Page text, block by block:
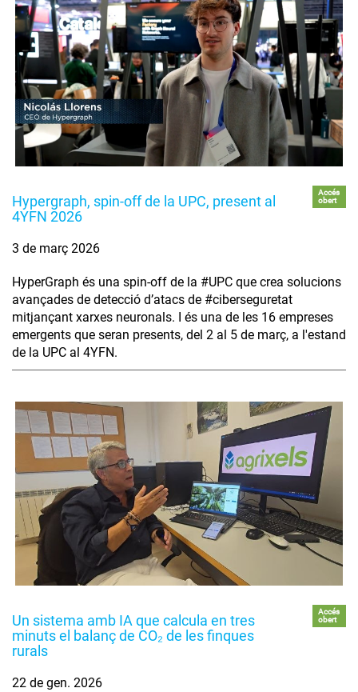
Hypergraph, spin-off de la UPC, present al
4YFN 2026
Accés
obert
3 de març 2026
HyperGraph és una spin-off de la #UPC que crea solucions
avançades de detecció d’atacs de #ciberseguretat
mitjançant xarxes neuronals. I és una de les 16 empreses
emergents que seran presents, del 2 al 5 de març, a l'estand
de la UPC al 4YFN.
Un sistema amb IA que calcula en tres
minuts el balanç de CO₂ de les finques
rurals
Accés
obert
22 de gen. 2026